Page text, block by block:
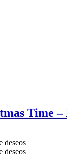
Time –
deseos
deseos